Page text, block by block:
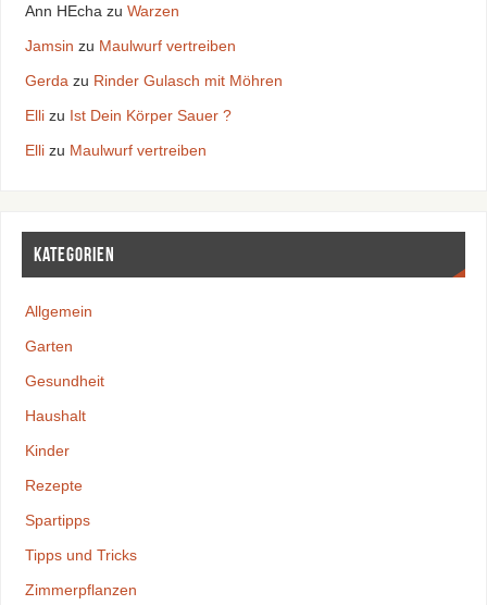
Ann HEcha zu Warzen
Jamsin zu Maulwurf vertreiben
Gerda zu Rinder Gulasch mit Möhren
Ellizu Ist Dein Körper Sauer ?
Ellizu Maulwurf vertreiben
Kategorien
Allgemein
Garten
Gesundheit
Haushalt
Kinder
Rezepte
Spartipps
Tipps und Tricks
Zimmerpflanzen